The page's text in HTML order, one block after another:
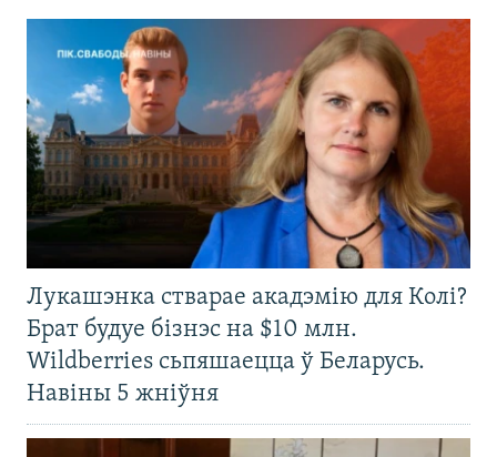
Лукашэнка стварае акадэмію для Колі?
Брат будуе бізнэс на $10 млн.
Wildberries сьпяшаецца ў Беларусь.
Навіны 5 жніўня